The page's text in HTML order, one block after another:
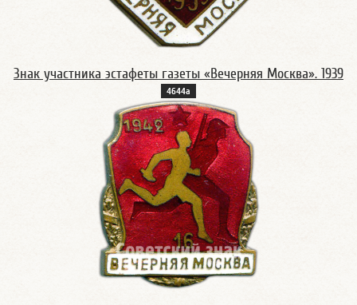
Знак участника эстафеты газеты «Вечерняя Москва». 1939
4644а